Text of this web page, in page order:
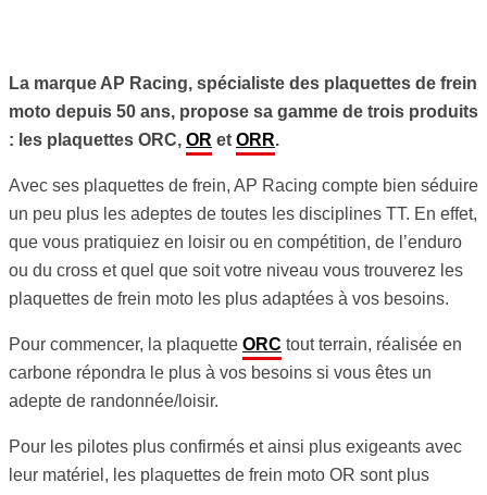
La marque AP Racing, spécialiste des plaquettes de frein
moto depuis 50 ans, propose sa gamme de trois produits
: les plaquettes ORC, OR et ORR.
Avec ses plaquettes de frein, AP Racing compte bien séduire
un peu plus les adeptes de toutes les disciplines TT. En effet,
que vous pratiquiez en loisir ou en compétition, de l’enduro
ou du cross et quel que soit votre niveau vous trouverez les
plaquettes de frein moto les plus adaptées à vos besoins.
Pour commencer, la plaquette ORC tout terrain, réalisée en
carbone répondra le plus à vos besoins si vous êtes un
adepte de randonnée/loisir.
Pour les pilotes plus confirmés et ainsi plus exigeants avec
leur matériel, les plaquettes de frein moto OR sont plus